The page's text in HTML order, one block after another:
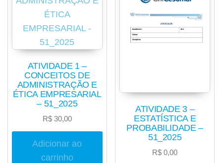
ATIVIDADE 1 –
CONCEITOS DE
ADMINISTRAÇÃO E
ÉTICA EMPRESARIAL
– 51_2025
R$30,00
Adicionar ao
carrinho
ATIVIDADE 3 –
ESTATÍSTICA E
PROBABILIDADE –
51_2025
R$ 0,00